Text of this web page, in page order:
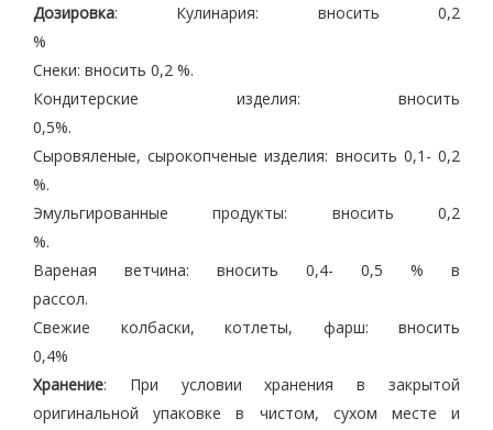
Дозировка: Кулинария: вносить 0,2
%
Снеки: вносить 0,2 %.
Кондитерские изделия: вносить
0,5%.
Сыровяленые, сырокопченые изделия: вносить 0,1- 0,2
%.
Эмульгированные продукты: вносить 0,2
%.
Вареная ветчина: вносить 0,4- 0,5 % в
рассол.
Свежие колбаски, котлеты, фарш: вносить
0,4%
Хранение: При условии хранения в закрытой
оригинальной упаковке в чистом, сухом месте и